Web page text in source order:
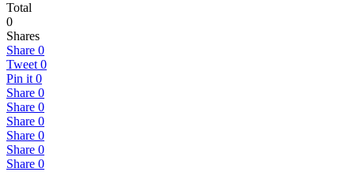
Total
0
Shares
Share 0
Tweet 0
Pin it 0
Share 0
Share 0
Share 0
Share 0
Share 0
Share 0